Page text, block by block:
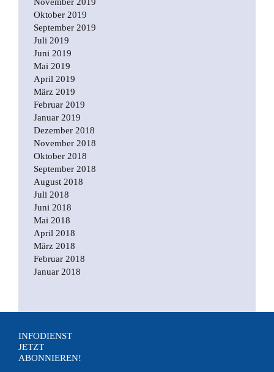
Oktober 2019
September 2019
Juli 2019
Juni 2019
Mai 2019
April 2019
März 2019
Februar 2019
Januar 2019
Dezember 2018
November 2018
Oktober 2018
September 2018
August 2018
Juli 2018
Juni 2018
Mai 2018
April 2018
März 2018
Februar 2018
Januar 2018
INFODIENST
JETZT
ABONNIEREN!